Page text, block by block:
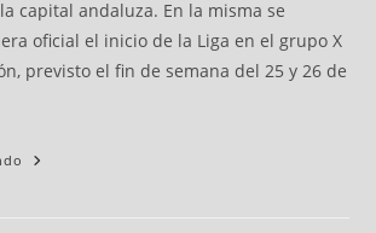
capital andaluza. En la misma se
oficial el inicio de la Liga en el grupo X
previsto el fin de semana del 25 y 26 de